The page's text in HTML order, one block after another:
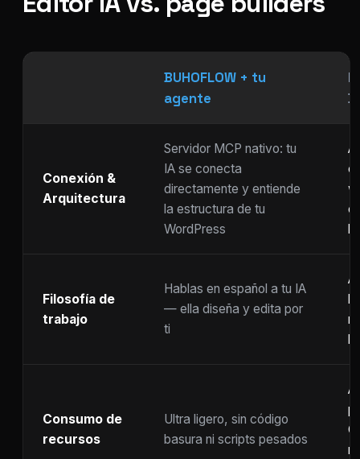
BUHOFLOW + tu
agente
Conexión &
Arquitectura
Servidor MCP nativo: tu
IA se conecta
directamente y entiende
la estructura de tu
WordPress
Filosofía de
trabajo
Hablas en español a tu IA
— ella diseña y edita por
ti
Consumo de
recursos
Ultra ligero, sin código
basura ni scripts pesados